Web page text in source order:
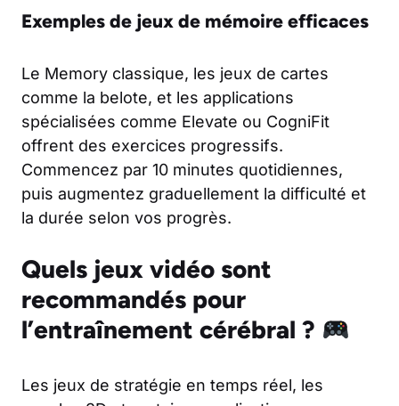
Exemples de jeux de mémoire efficaces
Le Memory classique, les jeux de cartes
comme la belote, et les applications
spécialisées comme Elevate ou CogniFit
offrent des exercices progressifs.
Commencez par 10 minutes quotidiennes,
puis augmentez graduellement la difficulté et
la durée selon vos progrès.
Quels jeux vidéo sont
recommandés pour
l’entraînement cérébral ?
Les jeux de stratégie en temps réel, les